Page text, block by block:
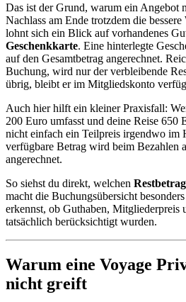
Das ist der Grund, warum ein Angebot
Nachlass am Ende trotzdem die
lohnt sich ein Blick auf vorhandenes
Geschenkkarte. Eine hinterlegte
auf den Gesamtbetrag angerechnet.
Buchung, wird nur der verbleibende
übrig, bleibt er im Mitgliedskonto
Auch hier hilft ein kleiner Praxisfall:
200 Euro umfasst und deine Reise 650
nicht einfach ein Teilpreis irgendwo im
verfügbare Betrag wird beim Bezahlen
angerechnet.
So siehst du direkt, welchen Restbetrag
macht die Buchungsübersicht
erkennst, ob Guthaben, Mitgliederpreis
tatsächlich berücksichtigt wurden.
Warum eine Voyage
nicht greift